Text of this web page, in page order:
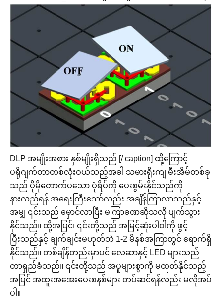
DLP အမျိုးအစား နှစ်မျိုးရှိသည် [/ caption] ထို့ကြောင့်
ပရိုဂျက်တာတစ်လုံးဝယ်သည့်အခါ သမားရိုးကျ မီးအိမ်တစ်ခု
သည် ပိုမိုတောက်ပသော ပုံရိပ်ကို ပေးစွမ်းနိုင်သည်ကို
နားလည်ရန် အရေးကြီးသော်လည်း အချိန်ကြာလာသည်နှင့်
အမျှ ၎င်းသည် မှောင်လာပြီး မကြာခဏဆိုသလို ပျက်သွား
နိုင်သည်။ ထို့အပြင်၊ ၎င်းတို့သည် အမြင့်ဆုံးပါဝါကို ဖွင့်
ပြီးသည်နှင့် ချက်ချင်းမဟုတ်ဘဲ 1-2 မိနစ်အကြာတွင် ရောက်ရှိ
နိုင်သည်။ တစ်ချိန်တည်းမှာပင် လေဆာနှင့် LED များသည်
တာရှည်ခံသည်။ ၎င်းတို့သည် အပူများစွာကို မထုတ်နိုင်သည့်
အပြင် အထူးအအေးပေးစနစ်များ တပ်ဆင်ရန်လည်း မလိုအပ်
ပါ။